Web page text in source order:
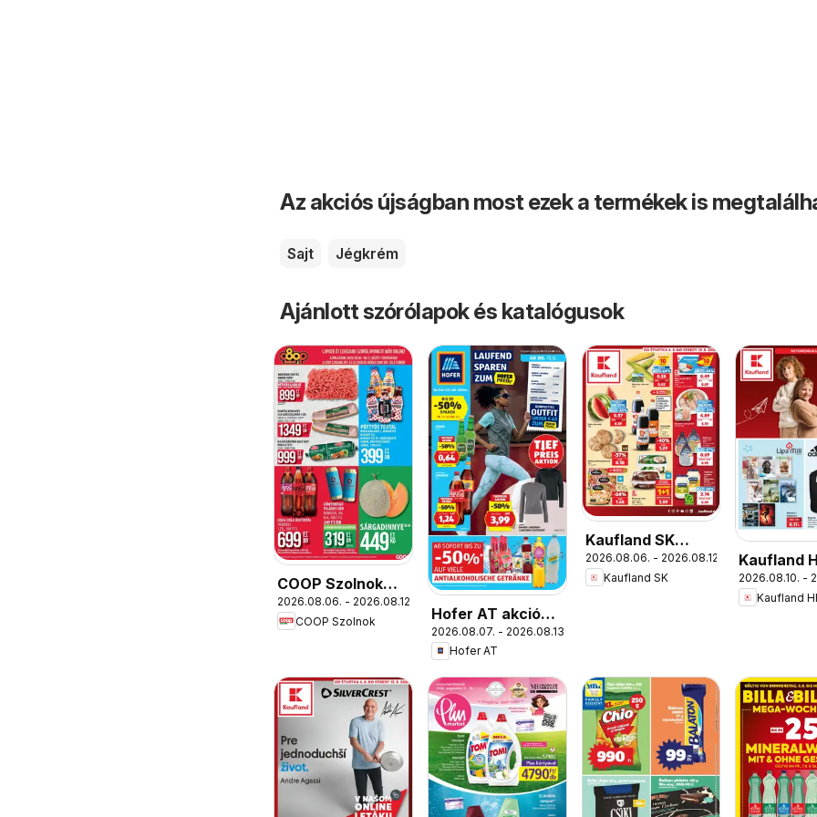
Az akciós újságban most ezek a termékek is
Sajt Jégkrém
Ajánlott szórólapok és katalógusok
COOP Szolnok
akciós újság
Gyöngyös
2026.08.06. - 2026.08.12.
COOP Szolnok
Hofer AT akciós
újság
2026.08.07. - 2026.08.13.
Hofer AT
Kaufland SK
akciós újság
2026.08.06. - 2026.08.12.
Kaufland SK
Kaufland
akciós
2026.08.10. -
Kaufland